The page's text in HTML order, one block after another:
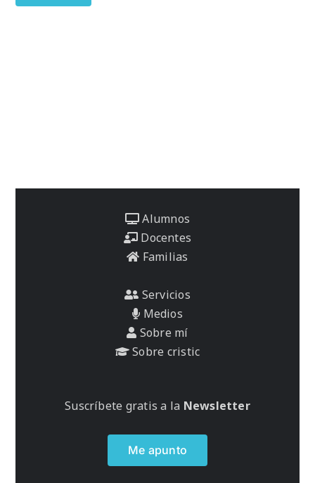
Alumnos
Docentes
Familias
Servicios
Medios
Sobre mí
Sobre cristic
Suscríbete gratis a la Newsletter
Me apunto